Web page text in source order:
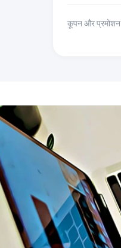
कूपन और प्रमोशन